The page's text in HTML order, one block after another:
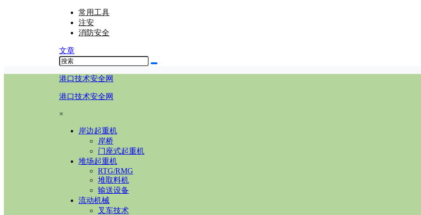
常用工具
注安
消防安全
文章
港口技术安全网
港口技术安全网
×
岸边起重机
岸桥
门座式起重机
堆场起重机
RTG/RMG
堆取料机
输送设备
流动机械
叉车技术